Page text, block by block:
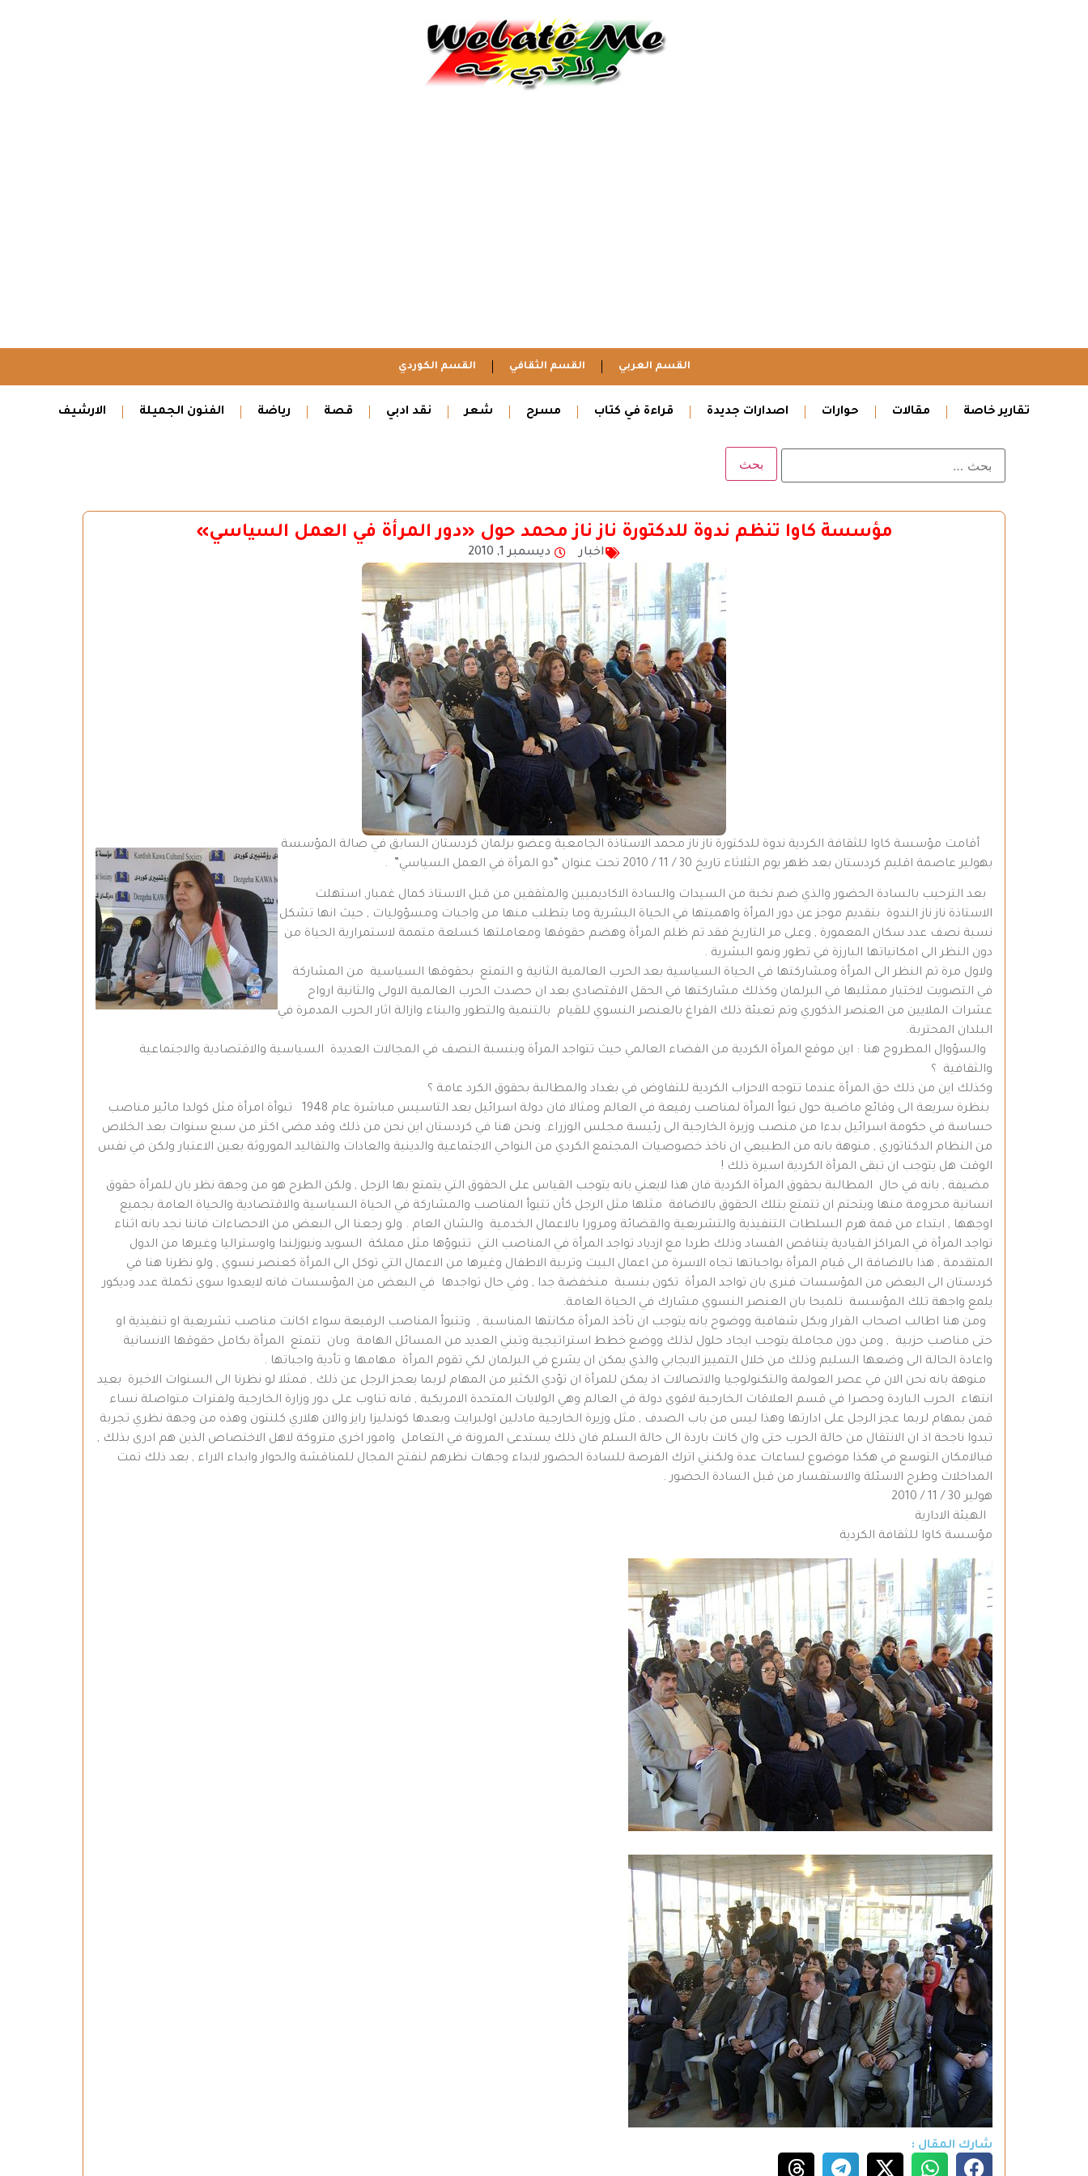
القسم العربي القسم الثقافي القسم الكوردي
تقارير خاصة مقالات حوارات اصدارات جديدة قراءة في كتاب مسرح شعر نقد ادبي قصة رياضة الفنون الجميلة الارشيف
مؤسسة كاوا تنظم ندوة للدكتورة ناز ناز محمد حول «دور المرأة في العمل السياسي»
اخبار ديسمبر 1, 2010
أقامت مؤسسة كاوا للثقافة الكردية ندوة للدكتورة ناز ناز محمد الاستاذة الجامعية وعضو برلمان كردستان السابق في صالة المؤسسة
بهولير عاصمة اقليم كردستان بعد ظهر يوم الثلاثاء تاريخ 30 / 11 / 2010 تحت عنوان “دو المرأة في العمل السياسي” .
بعد الترحيب بالسادة الحضور والذي ضم نخبة من السيدات والسادة الاكاديميين والمثقفين من قبل الاستاذ كمال غمبار, استهلت
الاستاذة ناز ناز الندوة بتقديم موجز عن دور المرأة واهميتها في الحياة البشرية وما يتطلب منها من واجبات ومسؤوليات , حيث انها تشكل
نسبة نصف عدد سكان المعمورة , وعلى مر التاريخ فقد تم ظلم المرأة وهضم حقوقها ومعاملتها كسلعة متممة لاستمرارية الحياة من
دون النظر الى امكانياتها البارزة في تطور ونمو البشرية .
ولاول مرة تم النظر الى المرأة ومشاركتها في الحياة السياسية بعد الحرب العالمية الثانية و التمتع بحقوقها السياسية من المشاركة
في التصويت لاختيار ممثليها في البرلمان وكذلك مشاركتها في الحقل الاقتصادي بعد ان حصدت الحرب العالمية الاولى والثانية ارواح
عشرات الملايين من العنصر الذكوري وتم تعبئة ذلك الفراغ بالعنصر النسوي للقيام بالتنمية والتطور والبناء وازالة اثار الحرب المدمرة في
البلدان المحتربة.
والسؤوال المطروح هنا : اين موقع المرأة الكردية من الفضاء العالمي حيث تتواجد المرأة وبنسبة النصف في المجالات العديدة السياسية والاقتصادية والاجتماعية
والثقافية ؟
وكذلك اين من ذلك حق المرأة عندما تتوجه الاحزاب الكردية للتفاوض في بغداد والمطالبة بحقوق الكرد عامة ؟
بنظرة سريعة الى وقائع ماضية حول تبوأ المرأة لمناصب رفيعة في العالم ومثالا فان دولة اسرائيل بعد التاسيس مباشرة عام 1948 تبوأة امرأة مثل كولدا مائير مناصب
حساسة في حكومة اسرائيل بدءا من منصب وزيرة الخارجية الى رئيسة مجلس الوزراء. ونحن هنا في كردستان اين نحن من ذلك وقد مضى اكثر من سبع سنوات بعد الخلاص
من النظام الدكتاتوري , منوهة بانه من الطبيعي ان ناخذ خصوصيات المجتمع الكردي من النواحي الاجتماعية والدينية والعادات والتقاليد الموروثة بعين الاعتبار ولكن في نفس
الوقت هل يتوجب ان تبقى المرأة الكردية اسيرة ذلك !
مضيفة , بانه في حال المطالبة بحقوق المرأة الكردية فان هذا لايعني بانه يتوجب القياس على الحقوق التي يتمتع بها الرجل , ولكن الطرح هو من وجهة نظر بان للمرأة حقوق
انسانية محرومة منها ويتحتم ان تتمتع بتلك الحقوق بالاضافة مثلها مثل الرجل كأن تتبوأ المناصب والمشاركة في الحياة السياسية والاقتصادية والحياة العامة بجميع
اوجهها , ابتداء من قمة هرم السلطات التنفيذية والتشريعية والقضائة ومرورا بالاعمال الخدمية والشان العام . ولو رجعنا الى البعض من الاحصاءات فاننا نجد بانه اثناء
تواجد المرأة في المراكز القيادية يتناقص الفساد وذلك طردا مع ازدياد تواجد المرأة في المناصب التي تتبوؤها مثل مملكة السويد ونيوزلندا واوستراليا وغيرها من الدول
المتقدمة , هذا بالاضافة الى قيام المرأة بواجباتها تجاه الاسرة من اعمال البيت وتربية الاطفال وغيرها من الاعمال التي توكل الى المرأة كعنصر نسوي , ولو نظرنا هنا في
كردستان الى البعض من المؤسسات فنرى بان تواجد المرأة تكون بنسبة منخفضة جدا , وفي حال تواجدها في البعض من المؤسسات فانه لايعدوا سوى تكملة عدد وديكور
يلمع واجهة تلك المؤسسة تلميحا بان العنصر النسوي مشارك في الحياة العامة.
ومن هنا اطالب اصحاب القرار وبكل شفافية ووضوح بانه يتوجب ان تأخذ المرأة مكانتها المناسبة , وتتبوأ المناصب الرفيعة سواء اكانت مناصب تشريعية او تنفيذية او
حتى مناصب حزبية , ومن دون مجاملة يتوجب ايجاد حلول لذلك ووضع خطط استراتيجية وتبني العديد من المسائل الهامة وبان تتمتع المرأة بكامل حقوقها الانسانية
واعادة الحالة الى وضعها السليم وذلك من خلال التمييز الايجابي والذي يمكن ان يشرع في البرلمان لكي تقوم المرأة مهامها و تأدية واجباتها .
منوهة بانه نحن الان في عصر العولمة والتكنولوجيا والاتصالات اذ يمكن للمرأة ان تؤدي الكثير من المهام لربما يعجز الرجل عن ذلك , فمثلا لو نظرنا الى السنوات الاخيرة بعيد
انتهاء الحرب الباردة وحصرا في قسم العلاقات الخارجية لاقوى دولة في العالم وهي الولايات المتحدة الامريكية , فانه تناوب على دور وزارة الخارجية ولفترات متواصلة نساء
قمن بمهام لربما عجز الرجل على ادارتها وهذا ليس من باب الصدف , مثل وزيرة الخارجية مادلين اولبرايت وبعدها كوندليزا رايز والان هلاري كلنتون وهذه من وجهة نظري تجربة
تبدوا ناجحة اذ ان الانتقال من حالة الحرب حتى وان كانت باردة الى حالة السلم فان ذلك يستدعى المرونة في التعامل وامور اخرى متروكة لاهل الاختصاص الذين هم ادرى بذلك ,
فبالامكان التوسع في هكذا موضوع لساعات عدة ولكنني اترك الفرصة للسادة الحضور لابداء وجهات نظرهم لنفتح المجال للمناقشة والحوار وابداء الاراء , بعد ذلك تمت
المداخلات وطرح الاسئلة والاستفسار من قبل السادة الحضور .
هولير 30 / 11 / 2010
الهيئة الادارية
مؤسسة كاوا للثقافة الكردية
شارك المقال :